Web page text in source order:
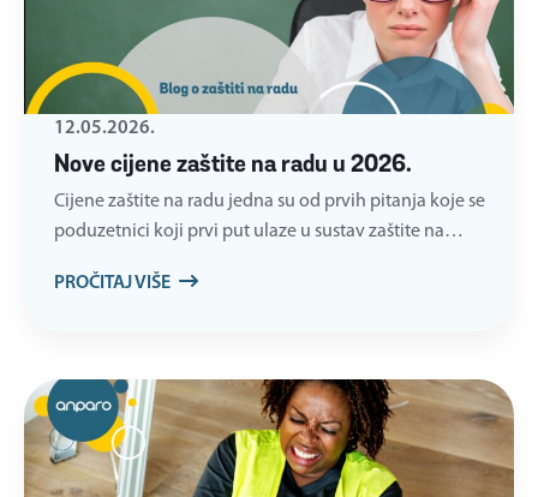
Nove cijene zaštite na radu u 2026.
12.05.2026.
Cijene zaštite na radu jedna su od prvih pitanja koje se
poduzetnici koji prvi put ulaze u sustav zaštite na…
PROČITAJ VIŠE